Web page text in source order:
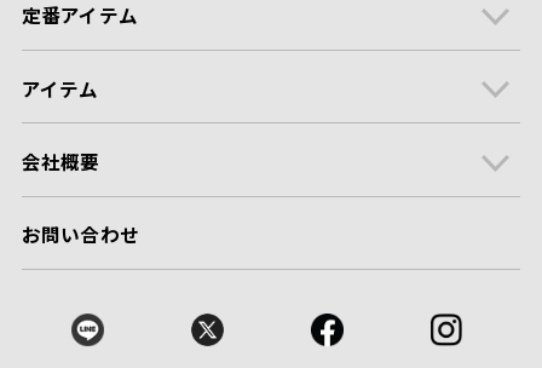
定番アイテム
アイテム
会社概要
お問い合わせ